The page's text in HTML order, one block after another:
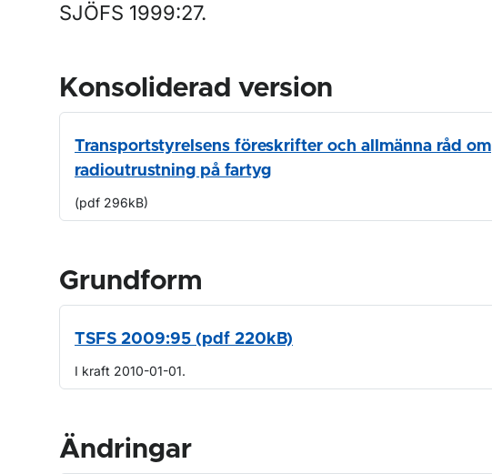
SJÖFS 1999:27.
Konsoliderad version
Transportstyrelsens föreskrifter och allmänna råd om
radioutrustning på fartyg
(pdf 296kB)
Grundform
TSFS 2009:95 (pdf 220kB)
I kraft 2010-01-01.
Ändringar